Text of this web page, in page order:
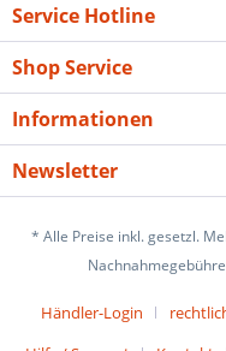
Service Hotline
Shop Service
Informationen
Newsletter
* Alle Preise inkl. gesetzl.
Händler-Login